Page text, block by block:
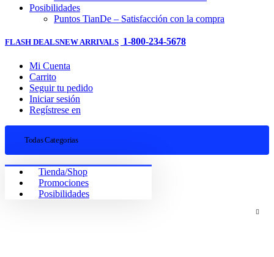
Posibilidades
Puntos TianDe – Satisfacción con la compra
FLASH DEALSNEW ARRIVALS 1-800-234-5678
Mi Cuenta
Carrito
Seguir tu pedido
Iniciar sesión
Regístrese en
Todas Categorias
Tienda/Shop
Promociones
Posibilidades